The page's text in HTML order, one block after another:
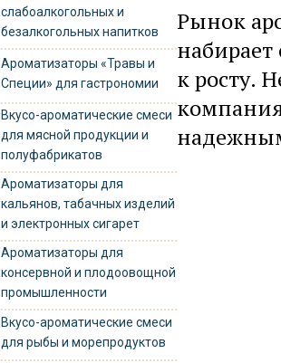
слабоалкогольных и
безалкогольных напитков
Ароматизаторы «Травы и
Специи» для гастрономии
Вкусо-ароматические смеси
для мясной продукции и
полуфабрикатов
Ароматизаторы для
кальянов, табачных изделий
и электронных сигарет
Ароматизаторы для
консервной и плодоовощной
промышленности
Вкусо-ароматические смеси
для рыбы и морепродуктов
Рынок
к росту.